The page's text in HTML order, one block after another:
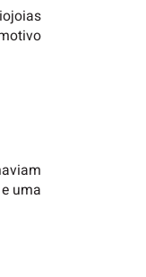
uma